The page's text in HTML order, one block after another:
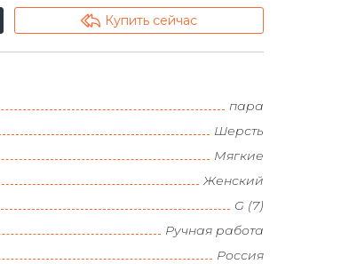
arrowshape_turn_up_left_2 Купить сейчас
пара
Шерсть
Мягкие
Женский
G (7)
Ручная работа
Россия